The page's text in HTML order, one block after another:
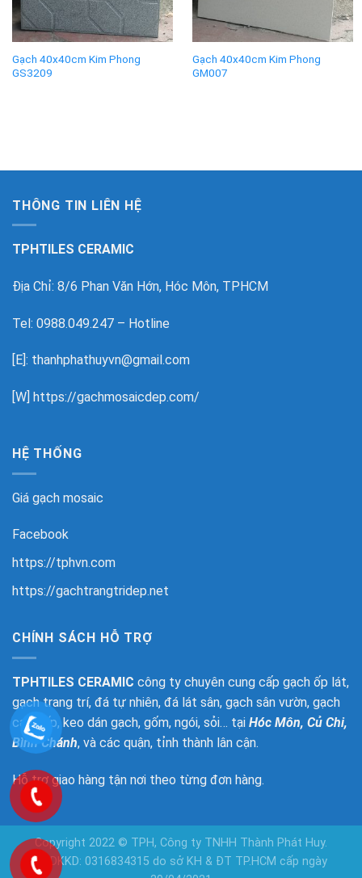
Gạch 40x40cm Kim Phong
GS3209
Gạch 40x40cm Kim Phong
GM007
THÔNG TIN LIÊN HỆ
TPHTILES CERAMIC
Địa Chỉ: 8/6 Phan Văn Hớn, Hóc Môn, TPHCM
Tel: 0988.049.247 – Hotline
[E]: thanhphathuyvn@gmail.com
[W] https://gachmosaicdep.com/
HỆ THỐNG
Giá gạch mosaic
Facebook
https://tphvn.com
https://gachtrangtridep.net
CHÍNH SÁCH HỖ TRỢ
TPHTILES CERAMIC công ty chuyên cung cấp gạch ốp lát,
gạch trang trí, đá tự nhiên, đá lát sân, gạch sân vườn, gạch
cao cấp, keo dán gạch, gốm, ngói, sỏi… tại Hóc Môn, Củ Chi,
Bình Chánh, và các quận, tỉnh thành lân cận.
Hỗ trợ giao hàng tận nơi theo từng đơn hàng.
Copyright 2022 © TPH, Công ty TNHH Thành Phát Huy.
GPDKKD: 0316834315 do sở KH & ĐT TP.HCM cấp ngày